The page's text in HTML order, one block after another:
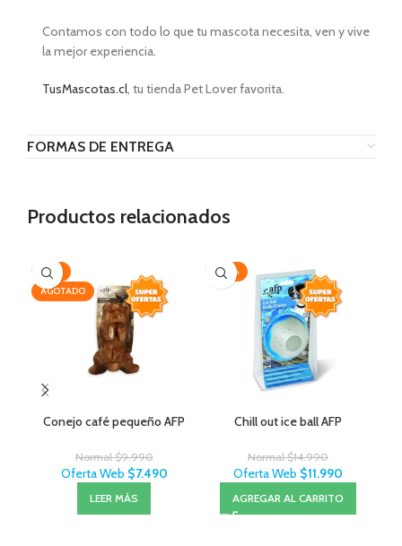
Contamos con todo lo que tu mascota necesita, ven y vive
la mejor experiencia.
TusMascotas.cl, tu tienda Pet Lover favorita.
FORMAS DE ENTREGA
Productos relacionados
-25%
AGOTADO
Conejo café pequeño AFP
Normal$9.990
Oferta Web $7.490
LEER MÁS
-20%
Chill out ice ball AFP
Normal$14.990
Oferta Web $11.990
AGREGAR AL CARRITO